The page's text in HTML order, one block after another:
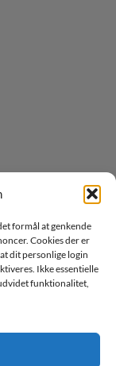
formål at genkende
Cookies der er
dit personlige login
Ikke essentielle
funktionalitet,
Persondatapolitik